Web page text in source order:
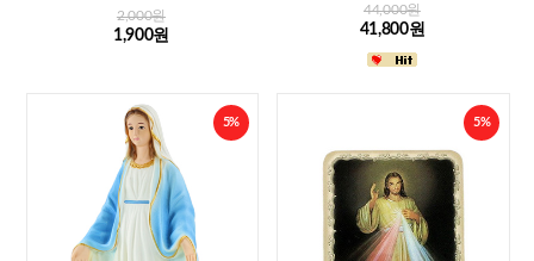
2,000원
1,900원
44,000원
41,800원
5% 5%